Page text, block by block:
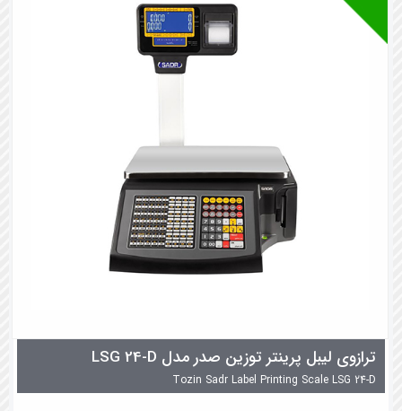
ترازوی لیبل پرینتر توزین صدر مدل LSG 24-D
Tozin Sadr Label Printing Scale LSG 24-D